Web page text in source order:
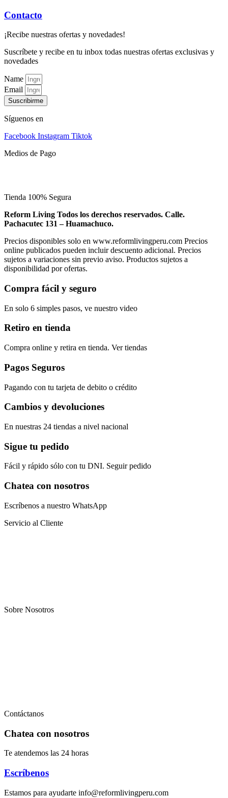
Contacto
¡Recibe nuestras ofertas y novedades!
Suscríbete y recibe en tu inbox todas nuestras ofertas exclusivas y
novedades
Name
Email
Suscribirme
Síguenos en
Facebook Instagram Tiktok
Medios de Pago
Tienda 100% Segura
Reform Living Todos los derechos reservados. Calle.
Pachacutec 131 – Huamachuco.
Precios disponibles solo en www.reformlivingperu.com Precios
online publicados pueden incluir descuento adicional. Precios
sujetos a variaciones sin previo aviso. Productos sujetos a
disponibilidad por ofertas.
Compra fácil y seguro
En solo 6 simples pasos, ve nuestro video
Retiro en tienda
Compra online y retira en tienda. Ver tiendas
Pagos Seguros
Pagando con tu tarjeta de debito o crédito
Cambios y devoluciones
En nuestras 24 tiendas a nivel nacional
Sigue tu pedido
Fácil y rápido sólo con tu DNI. Seguir pedido
Chatea con nosotros
Escríbenos a nuestro WhatsApp
Servicio al Cliente
Sobre Nosotros
Contáctanos
Chatea con nosotros
Te atendemos las 24 horas
Escríbenos
Estamos para ayudarte info@reformlivingperu.com